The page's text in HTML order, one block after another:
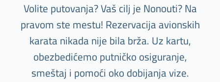
Volite putovanja? Vaš cilj je Nonouti? Na
pravom ste mestu! Rezervacija avionskih
karata nikada nije bila brža. Uz kartu,
obezbedićemo putničko osiguranje,
smeštaj i pomoći oko dobijanja vize.